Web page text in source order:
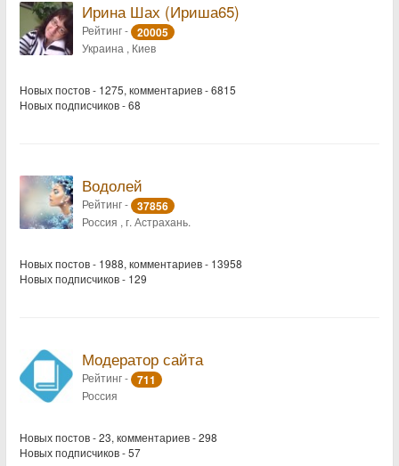
Ирина Шах (Ириша65)
Рейтинг - 20005
Украина , Киев
Новых постов - 1275, комментариев - 6815
Новых подписчиков - 68
Водолей
Рейтинг - 37856
Россия , г. Астрахань.
Новых постов - 1988, комментариев - 13958
Новых подписчиков - 129
Модератор сайта
Рейтинг - 711
Россия
Новых постов - 23, комментариев - 298
Новых подписчиков - 57